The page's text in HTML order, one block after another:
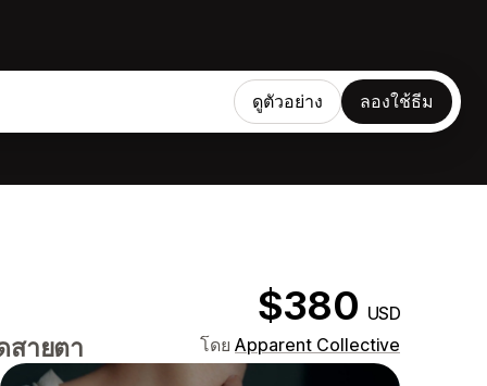
ดูตัวอย่าง ลองใช้ธีม
$380 USD
สายตา โดย Apparent Collective